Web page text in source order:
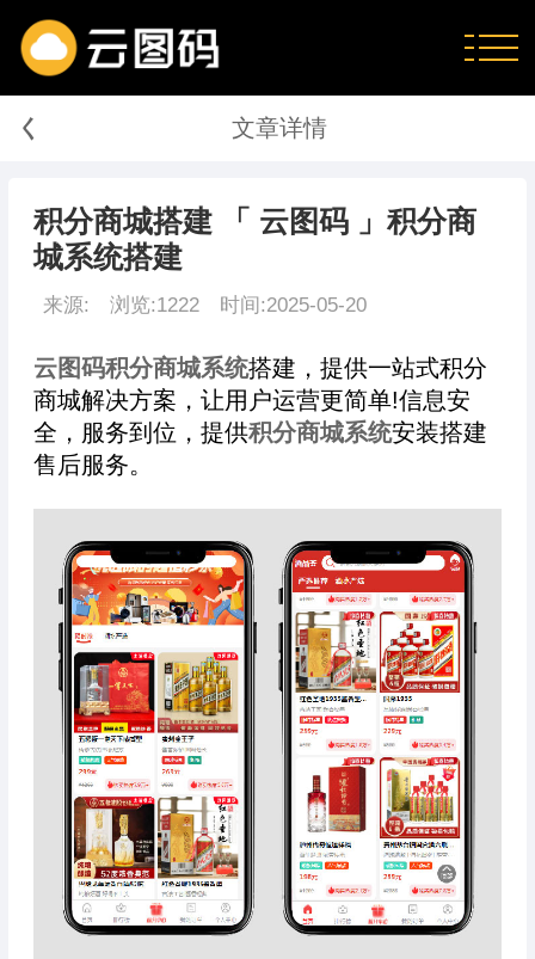
く 文章详情
积分商城搭建 「 云图码 」积分商
城系统搭建
来源: 浏览:1222 时间:2025-05-20
云图码积分商城系统搭建，提供一站式积分
商城解决方案，让用户运营更简单!信息安
全，服务到位，提供积分商城系统安装搭建
售后服务。